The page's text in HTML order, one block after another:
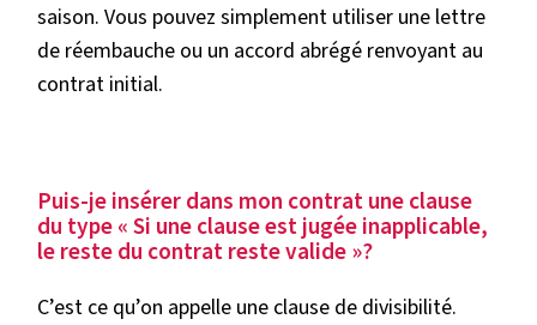
saison. Vous pouvez simplement utiliser une lettre
de réembauche ou un accord abrégé renvoyant au
contrat initial.
Puis-je insérer dans mon contrat une clause
du type « Si une clause est jugée inapplicable,
le reste du contrat reste valide »?
C’est ce qu’on appelle une clause de divisibilité.